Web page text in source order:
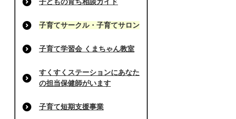
子育てサークル・子育てサロン
子育て学習会 くまちゃん教室
すくすくステーションにあなた
の担当保健師がいます
子育て短期支援事業